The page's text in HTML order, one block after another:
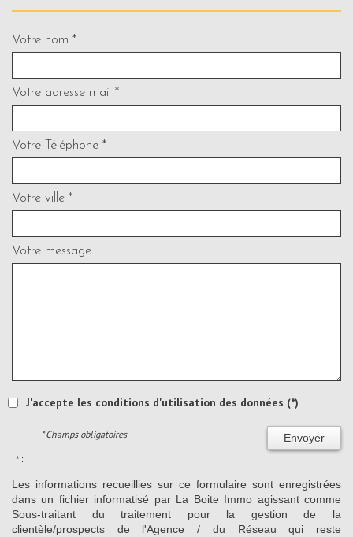
Votre nom *
Votre adresse mail *
Votre Téléphone *
Votre ville *
Votre message
J'accepte les conditions d'utilisation des données (*)
Envoyer
* Champs obligatoires
* :
Les informations recueillies sur ce formulaire sont enregistrées
dans un fichier informatisé par La Boite Immo agissant comme
Sous-traitant du traitement pour la gestion de la
clientèle/prospects de l'Agence / du Réseau qui reste